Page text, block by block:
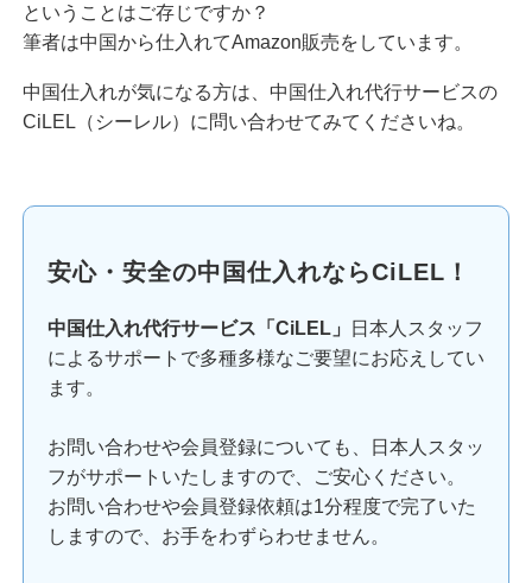
ということはご存じですか？
筆者は中国から仕入れてAmazon販売をしています。
中国仕入れが気になる方は、中国仕入れ代行サービスの
CiLEL（シーレル）に問い合わせてみてくださいね。
安心・安全の中国仕入れならCiLEL！
中国仕入れ代行サービス「CiLEL」
日本人スタッフ
によるサポートで多種多様なご要望にお応えしてい
ます。
お問い合わせや会員登録についても、日本人スタッ
フがサポートいたしますので、ご安心ください。
お問い合わせや会員登録依頼は1分程度で完了いた
しますので、お手をわずらわせません。